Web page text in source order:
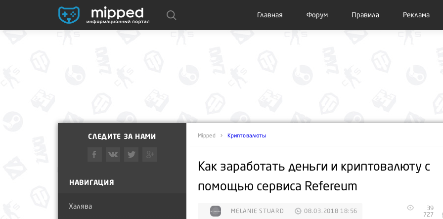
Главная Форум Правила Реклама
СЛЕДИТЕ ЗА НАМИ
НАВИГАЦИЯ
Халява
Mipped Криптовалюты
Как заработать деньги и криптовалюту с
помощью сервиса Refereum
MELANIE STUARD 08.03.2018 18:56
39
727